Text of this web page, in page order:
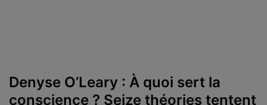
Denyse O’Leary : À quoi sert la
conscience ? Seize théories tentent